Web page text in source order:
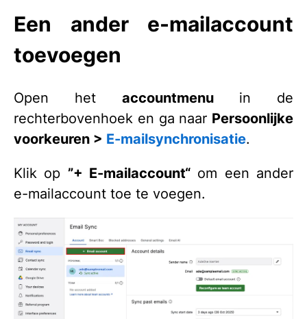
Een ander e-mailaccount
toevoegen
Open het accountmenuin de
rechterbovenhoek en ga naar Persoonlijke
voorkeuren > E-mailsynchronisatie.
Klik op ”+ E-mailaccount“ om een ander
e-mailaccount toe te voegen.